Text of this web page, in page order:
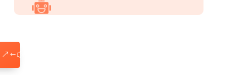
distinctio nam libero tempore cum